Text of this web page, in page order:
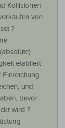
Kollisionen
von
?
etabliert
Einreichung
und
bevor
wird ?